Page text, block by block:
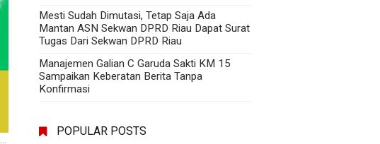
Mesti Sudah Dimutasi, Tetap Saja Ada
Mantan ASN Sekwan DPRD Riau Dapat Surat
Tugas Dari Sekwan DPRD Riau
Manajemen Galian C Garuda Sakti KM 15
Sampaikan Keberatan Berita Tanpa
Konfirmasi
POPULAR POSTS